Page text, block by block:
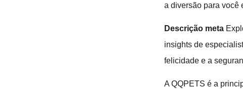
a diversão para você
Descrição meta
insights de
felicidade e a
A QQPETS é a